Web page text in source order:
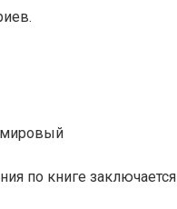
по книге заключается